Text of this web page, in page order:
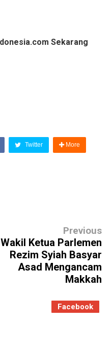
Sekarang
Twitter More
Previous
Wakil Ketua Parlemen
Rezim Syiah Basyar
Asad Mengancam
Makkah
Facebook